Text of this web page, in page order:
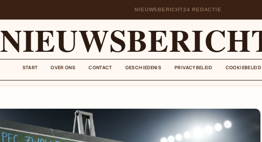
NIEUWSBERICHT24 REDACTIE
START OVER ONS CONTACT GESCHIEDENIS PRIVACYBELEID COOKIEBELEID